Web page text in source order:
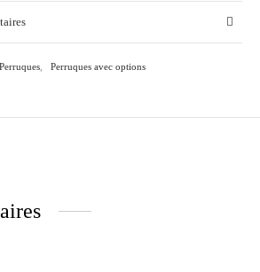
Perruques Perruques avec options